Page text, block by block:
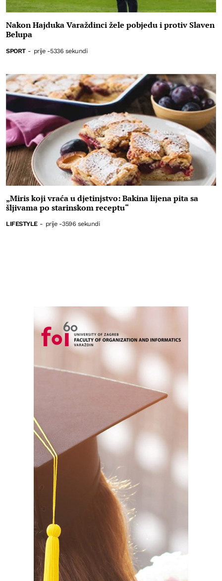
Nakon Hajduka Varaždinci žele pobjedu i protiv Slaven
Belupa
SPORT - prije -5336 sekundi
„Miris koji vraća u djetinjstvo: Bakina lijena pita sa
šljivama po starinskom receptu“
LIFESTYLE - prije -3596 sekundi